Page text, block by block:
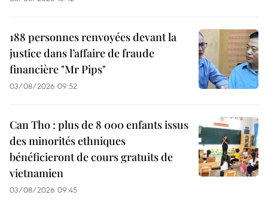
188 personnes renvoyées devant la
justice dans l’affaire de fraude
financière "Mr Pips"
03/08/2026 09:52
Can Tho : plus de 8 000 enfants issus
des minorités ethniques
bénéficieront de cours gratuits de
vietnamien
03/08/2026 09:45